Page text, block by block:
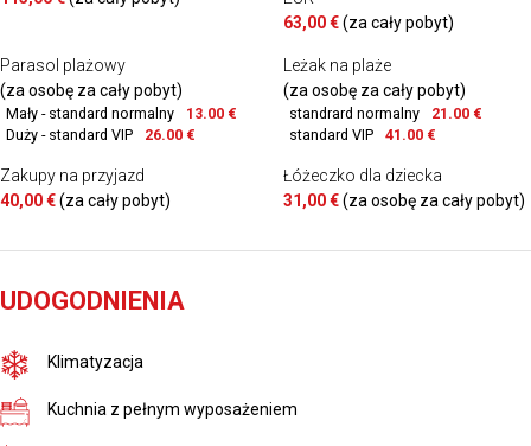
63,00 €(za cały pobyt)
Parasol plażowy
(za osobę za cały pobyt)
Mały - standard normalny
13.00 €
Duży - standard VIP
26.00 €
Leżak na plaże
(za osobę za cały pobyt)
standrard normalny
21.00 €
standard VIP
41.00 €
Zakupy na przyjazd
40,00 €(za cały pobyt)
Łóżeczko dla dziecka
31,00 €(za osobę za cały pobyt)
UDOGODNIENIA
Klimatyzacja
Kuchnia z pełnym wyposażeniem